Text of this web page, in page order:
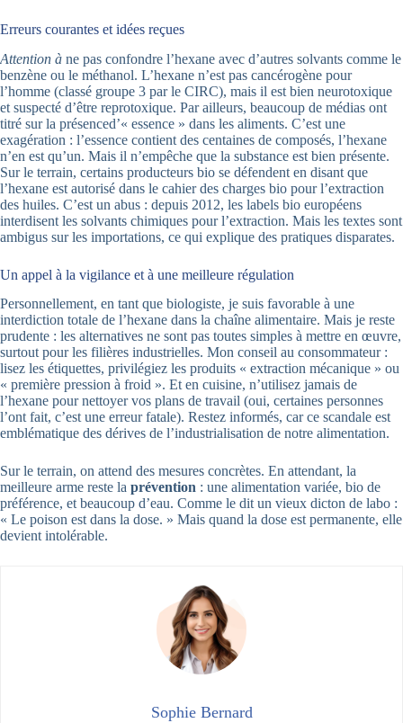
Erreurs courantes et idées reçues
Attention à ne pas confondre l’hexane avec d’autres solvants comme le
benzène ou le méthanol. L’hexane n’est pas cancérogène pour
l’homme (classé groupe 3 par le CIRC), mais il est bien neurotoxique
et suspecté d’être reprotoxique. Par ailleurs, beaucoup de médias ont
titré sur la présenced’« essence » dans les aliments. C’est une
exagération : l’essence contient des centaines de composés, l’hexane
n’en est qu’un. Mais il n’empêche que la substance est bien présente.
Sur le terrain, certains producteurs bio se défendent en disant que
l’hexane est autorisé dans le cahier des charges bio pour l’extraction
des huiles. C’est un abus : depuis 2012, les labels bio européens
interdisent les solvants chimiques pour l’extraction. Mais les textes sont
ambigus sur les importations, ce qui explique des pratiques disparates.
Un appel à la vigilance et à une meilleure régulation
Personnellement, en tant que biologiste, je suis favorable à une
interdiction totale de l’hexane dans la chaîne alimentaire. Mais je reste
prudente : les alternatives ne sont pas toutes simples à mettre en œuvre,
surtout pour les filières industrielles. Mon conseil au consommateur :
lisez les étiquettes, privilégiez les produits « extraction mécanique » ou
« première pression à froid ». Et en cuisine, n’utilisez jamais de
l’hexane pour nettoyer vos plans de travail (oui, certaines personnes
l’ont fait, c’est une erreur fatale). Restez informés, car ce scandale est
emblématique des dérives de l’industrialisation de notre alimentation.
Sur le terrain, on attend des mesures concrètes. En attendant, la
meilleure arme reste la prévention : une alimentation variée, bio de
préférence, et beaucoup d’eau. Comme le dit un vieux dicton de labo :
« Le poison est dans la dose. » Mais quand la dose est permanente, elle
devient intolérable.
Sophie Bernard